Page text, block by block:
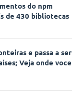
do npm
de 430 bibliotecas
e passa a ser
Veja onde voce